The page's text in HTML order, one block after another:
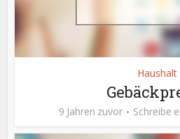
Haushalt
9 Jahren zuvor Schreibe